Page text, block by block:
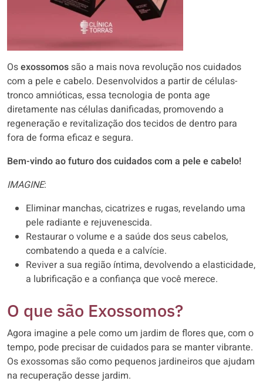
Osexossomos são a mais nova revolução nos cuidados
com a pele e cabelo. Desenvolvidos a partir de células-
tronco amnióticas, essa tecnologia de ponta age
diretamente nas células danificadas, promovendo a
regeneração e revitalização dos tecidos de dentro para
fora de forma eficaz e segura.
Bem-vindo ao futuro dos cuidados com a pele e cabelo!
IMAGINE:
Eliminar manchas, cicatrizes e rugas, revelando uma
pele radiante e rejuvenescida.
Restaurar o volume e a saúde dos seus cabelos,
combatendo a queda e a calvície.
Reviver a sua região íntima, devolvendo a elasticidade,
a lubrificação e a confiança que você merece.
O que são Exossomos?
Agora imagine a pele como um jardim de flores que, com o
tempo, pode precisar de cuidados para se manter vibrante.
Os exossomas são como pequenos jardineiros que ajudam
na recuperação desse jardim.